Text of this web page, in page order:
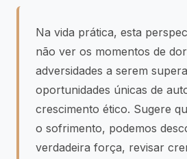
Na vida prática, esta
não ver os momentos de
adversidades a serem
oportunidades únicas de
crescimento ético. Sugere
o sofrimento, podemos
verdadeira força, revisar